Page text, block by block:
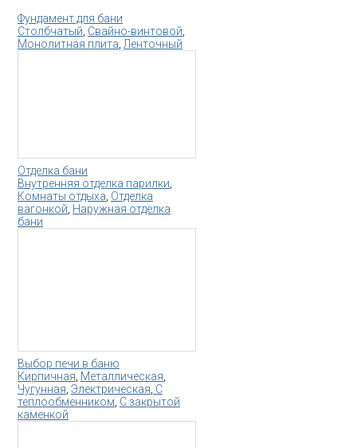
Фундамент для бани
Столбчатый Свайно-винтовой
Монолитная плита Ленточный
Отделка бани
Внутренняя отделка парилки
Комнаты отдыха Отделка
вагонкой Наружная отделка
бани
Выбор печи в баню
Кирпичная Металлическая
Чугунная Электрическая С
теплообменником С закрытой
каменкой